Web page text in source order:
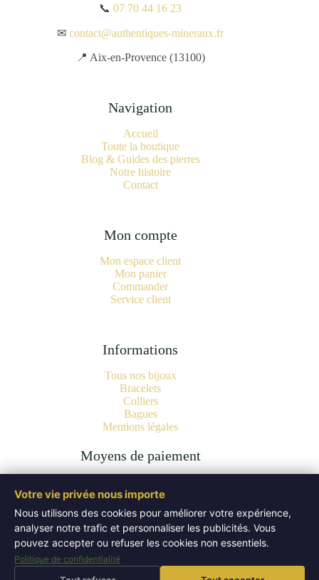
📞07 70 44 16 23
✉contact@authentiques-mineraux.fr
📍 Aix-en-Provence (13100)
Navigation
Accueil
Toute la boutique
Blog & Guides des pierres
Notre histoire
Contact
Mon compte
Mon espace client
Mon panier
Commander
Service client
Informations
Tous nos bijoux
Bracelets
Colliers
Bagues
Mentions légales
Moyens de paiement
Copyright © 2026 Bijoux Pierres Naturelles | Lithothérapie -
Authentiques Minéraux - WordPress Theme byCreative
Votre vie privée nous importe
Nous utilisons des cookies pour améliorer votre expérience,
analyser notre trafic et personnaliser les publicités. Vous
pouvez accepter ou refuser les cookies non essentiels.
Politique de confidentialité